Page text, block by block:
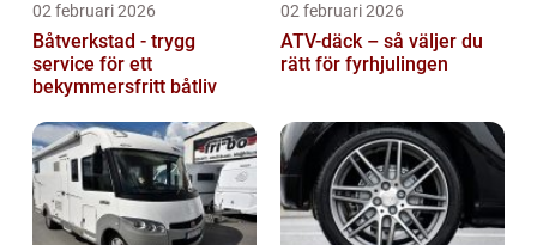
02 februari 2026
Båtverkstad - trygg
service för ett
bekymmersfritt båtliv
02 februari 2026
ATV-däck – så väljer du
rätt för fyrhjulingen